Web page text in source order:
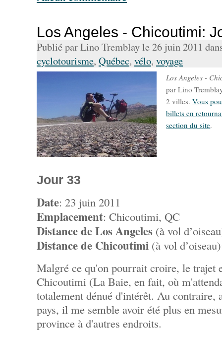
Los Angeles - Chicoutimi:
Publié par Lino Tremblay le 26 juin 2011
cyclotourisme, Québec, vélo, voyage
Los Angeles -
par Lino
2 villes.Vous
billets en
section du site.
Jour 33
Date: 23 juin 2011
Emplacement: Chicoutimi, QC
Distance de Los Angeles (à vol
Distance de Chicoutimi (à vol
Malgré ce qu'on pourrait croire, le trajet
Chicoutimi (La Baie, en fait, où
totalement dénué d'intérêt. Au contraire,
pays, il me semble avoir été plus en
province à d'autres endroits.